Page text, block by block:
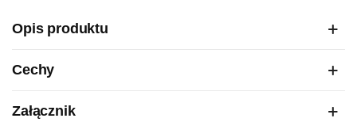
Opis produktu
Cechy
Załącznik